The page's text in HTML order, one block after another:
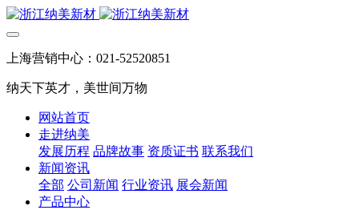
上海营销中心：021-52520851
纳天下英才，美世间万物
网站首页
走进纳美
发展历程 品牌故事 资质证书 联系我们
新闻资讯
全部 公司新闻 行业资讯 展会新闻
产品中心